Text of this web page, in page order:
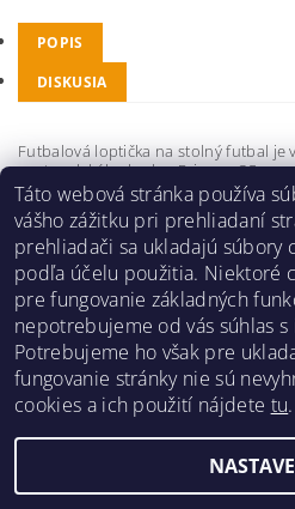
POPIS
DISKUSIA
Futbalová loptička na stolný futbal je
portugalského korku. Priemer 35
Buďte prvý, kto napíše príspevok k
Pridať komentár
Obchodné podmienky |
Zásady ochrany osobných údajov |
2026 ©Pre hráčov, všetky práva
Táto webová stránka používa
vášho zážitku pri prehliadaní
prehliadači sa ukladajú súbory
podľa účelu použitia. Niektoré
pre fungovanie základných
nepotrebujeme od vás súhlas
Potrebujeme ho však pre
fungovanie stránky nie sú
cookies a ich použití nájdete tu.